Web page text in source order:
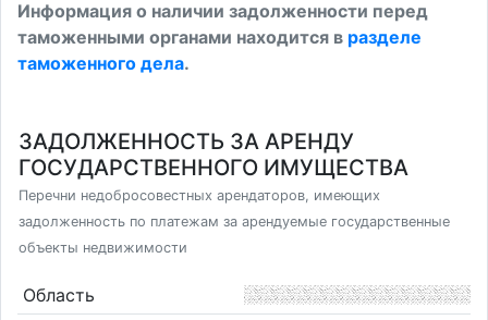
Информация о наличии задолженности перед
таможенными органами находится в разделе
таможенного дела.
ЗАДОЛЖЕННОСТЬ ЗА АРЕНДУ
ГОСУДАРСТВЕННОГО ИМУЩЕСТВА
Перечни недобросовестных арендаторов, имеющих
задолженность по платежам за арендуемые государственные
объекты недвижимости
Область